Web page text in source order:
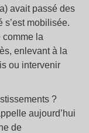
avait passé des
s’est mobilisée.
comme la
enlevant à la
ou intervenir
?
aujourd’hui
de